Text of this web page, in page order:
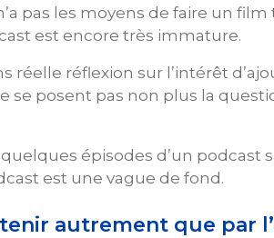
pas les moyens de faire un
est encore très immature.
réflexion sur l’intérêt
posent pas non plus la
épisodes d’un
est une vague de fond.
autrement que par